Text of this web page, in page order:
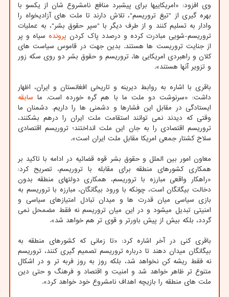
وی افزود: «امریکاییها برای پیشبرد منافع نامشروع شان از یکسو با
بهره گیری از "تیغ تروریسم"، تلاش دارند تا ملت های آزادیخواه را
وادار به تسلیم کنند و از طرف دیگر با "سپر حقوق بشر"، به عملیات
تروریسم-شویی مبادرت کرده و درصدد پاک کردن پرونده سیاه و پر
از جنایت تروریست ها هستند. بدین جهت در قاموس سیاست های
کلان و راهبردی امریکایی ها، تروریسم و حقوق بشر دو روی سکه زور
و تزویر آنها هستند».
باقری با اشاره به روابط دیرینه و تاریخی افغانستان و ایران، اظهار
داشت: «سرنوشت دو ملت ما با هم گره خورده است. ما سابقه
ایستادگی در مقابل این فشارها و دشمنی ها را داریم. دشمنان ما
وقتی که دیدند نمی توانند استقامت ملت ایران را درهم بشکنند،
تروریسم اقتصادی را به جان این ملت انداختند؛ تروریسم اقتصادی
سلاح کشتار جمعی امریکا مقابل ملت ایران است».
معاون امور بین الملل و حقوق بشر قوه قضائیه در ادامه با تاکید بر
همکاری کشورهای منطقه برای مقابله با تروریسم، تصریح کرد:
«راهکار واقعی مبارزه با تروریسم، همکاری دولتهای منطقه بدون
دخالت بیگانگان است، چونکه با ورود بیگانگان، مبارزه با تروریسم به
بازی سیاسی میان قدرت ها و میدان تبادل امتیازهای سیاسی و
امنیتی تبدیل میشود و در این میان تروریسم نه فقط مضمحل نمی
گردد، بلکه بیش از پیش باورتر و قوی تر هم خواهد شد».
باقری کنی در آخر اشاره کرد: «تا زمانی که کشورهای منطقه به
بیگانگان میدان دهند تا درباره تروریسم تصمیم گیری کنند، تروریسم
نه فقط ریشه کن نخواهد شد، بلکه روز به روز فربه تر و در اشکال
متنوع تر ظاهر خواهد شد و امنیت و اقتصاد و فرهنگ و حتی دین
ملت های منطقه را بازیچه اهداف نامشروع خود خواهد کرد».